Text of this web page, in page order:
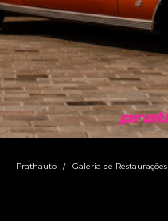
Prathauto Galeria de Restaurações